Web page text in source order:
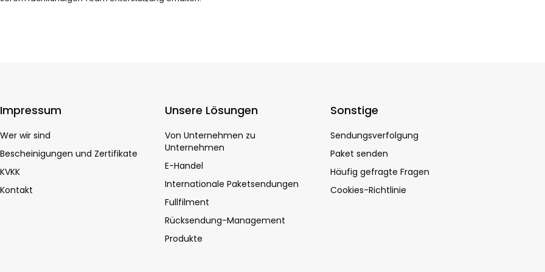
Impressum
Wer wir sind
Bescheinigungen und Zertifikate
KVKK
Kontakt
Unsere Lösungen
Von Unternehmen zu
Unternehmen
E-Handel
Internationale Paketsendungen
Fullfilment
Rücksendung-Management
Produkte
Sonstige
Sendungsverfolgung
Paket senden
Häufig gefragte Fragen
Cookies-Richtlinie